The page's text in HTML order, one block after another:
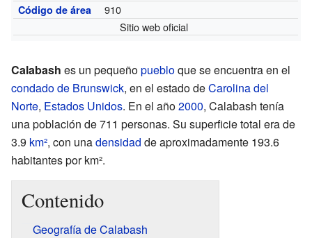
Código de área
910
Sitio web oficial
Calabash es un pequeñopuebloque se encuentra en el
condado de Brunswick, en el estado deCarolina del
Norte, Estados Unidos. En el año2000, Calabash tenía
una población de 711 personas. Su superficie total era de
3.9 km², con unadensidad de aproximadamente 193.6
habitantes por km².
Contenido
Geografía de Calabash